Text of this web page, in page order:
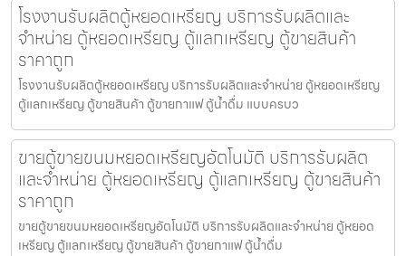
โรงงานรับผลิตตู้หยอดเหรียญ บริการรับผลิตและ
จำหน่าย ตู้หยอดเหรียญ ตู้แลกเหรียญ ตู้ขายสินค้า
ราคาถูก
โรงงานรับผลิตตู้หยอดเหรียญ บริการรับผลิตและจำหน่าย ตู้หยอดเหรียญ
ตู้แลกเหรียญ ตู้ขายสินค้า ตู้ขายกาแฟ ตู้น้ำดื่ม แบบครบว
ขายตู้ขายขนมหยอดเหรียญ​​อัตโนมัติ บริการรับผลิต
และจำหน่าย ตู้หยอดเหรียญ ตู้แลกเหรียญ ตู้ขายสินค้า
ราคาถูก
ขายตู้ขายขนมหยอดเหรียญ​​อัตโนมัติ บริการรับผลิตและจำหน่าย ตู้หยอด
เหรียญ ตู้แลกเหรียญ ตู้ขายสินค้า ตู้ขายกาแฟ ตู้น้ำดื่ม